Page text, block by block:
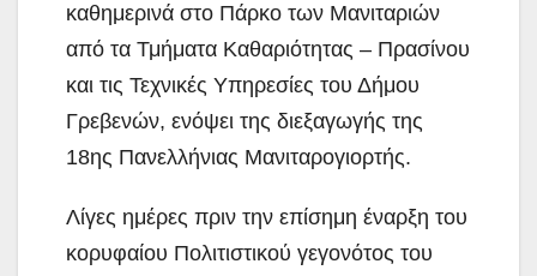
καθημερινά στο Πάρκο των Μανιταριών
από τα Τμήματα Καθαριότητας – Πρασίνου
και τις Τεχνικές Υπηρεσίες του Δήμου
Γρεβενών, ενόψει της διεξαγωγής της
18ης Πανελλήνιας Μανιταρογιορτής.
Λίγες ημέρες πριν την επίσημη έναρξη του
κορυφαίου Πολιτιστικού γεγονότος του